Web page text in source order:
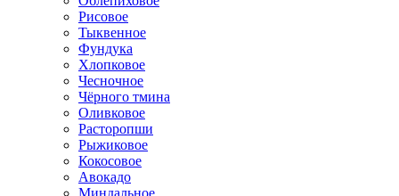
Рисовое
Тыквенное
Фундука
Хлопковое
Чесночное
Чёрного тмина
Оливковое
Расторопши
Рыжиковое
Кокосовое
Авокадо
Миндальное